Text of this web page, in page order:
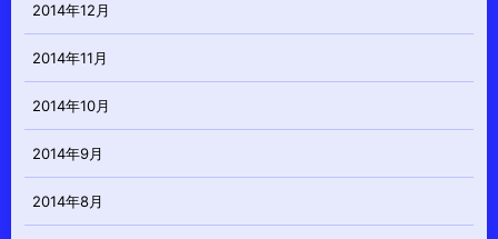
2014年12月
2014年11月
2014年10月
2014年9月
2014年8月